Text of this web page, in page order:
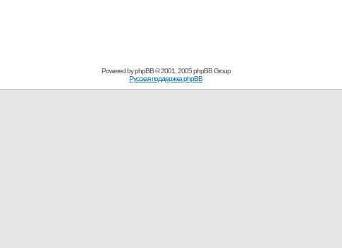
Powered byphpBB© 2001, 2005 phpBB Group
Русская поддержка phpBB